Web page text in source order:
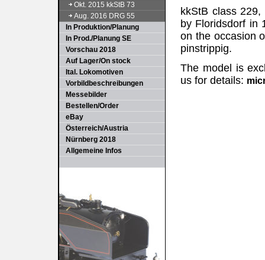
Okt. 2015 kkStB 73
Aug. 2016 DRG 55
In Produktion/Planung
In Prod./Planung SE
Vorschau 2018
Auf Lager/On stock
Ital. Lokomotiven
Vorbildbeschreibungen
Messebilder
Bestellen/Order
eBay
Österreich/Austria
Nürnberg 2018
Allgemeine Infos
kkStB class
by Floridsdorf in
on the occasion
pinstrippig.
The model is
us for details: